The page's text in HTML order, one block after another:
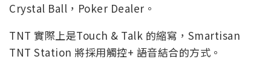
Crystal Ball，Poker Dealer。
TNT 實際上是Touch & Talk 的縮寫，Smartisan
TNT Station 將採用觸控+ 語音結合的方式。